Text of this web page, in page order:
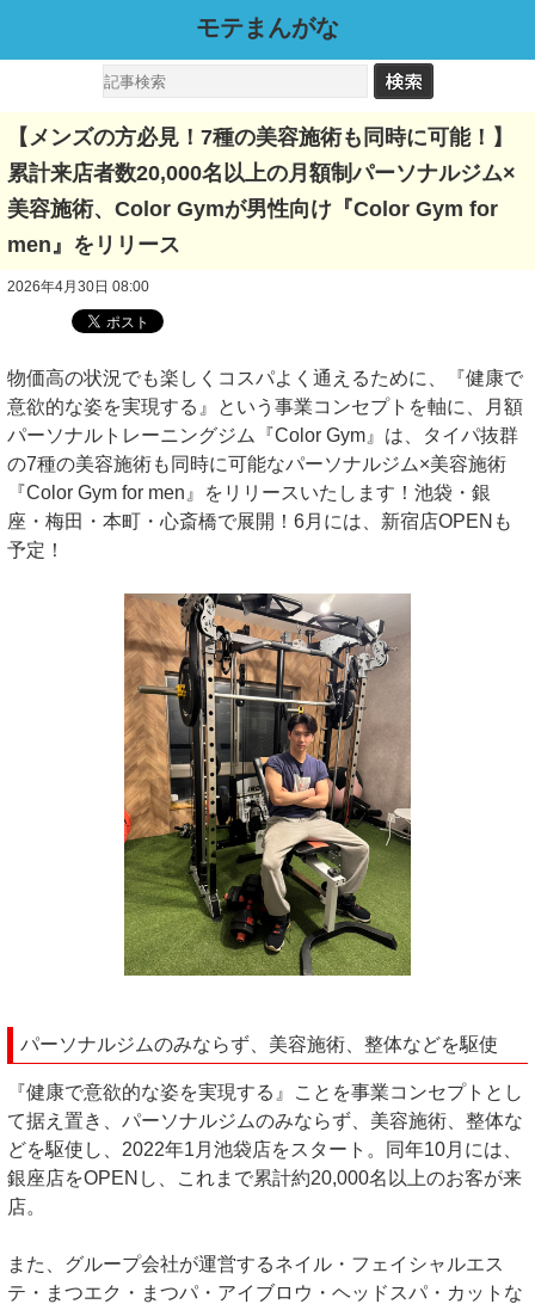
モテまんがな
【メンズの方必見！7種の美容施術も同時に可能！】
累計来店者数20,000名以上の月額制パーソナルジム×
美容施術、Color Gymが男性向け『Color Gym for
men』をリリース
2026年4月30日 08:00
物価高の状況でも楽しくコスパよく通えるために、『健康で
意欲的な姿を実現する』という事業コンセプトを軸に、月額
パーソナルトレーニングジム『Color Gym』は、タイパ抜群
の7種の美容施術も同時に可能なパーソナルジム×美容施術
『Color Gym for men』をリリースいたします！池袋・銀
座・梅田・本町・心斎橋で展開！6月には、新宿店OPENも
予定！
パーソナルジムのみならず、美容施術、整体などを駆使
『健康で意欲的な姿を実現する』ことを事業コンセプトとし
て据え置き、パーソナルジムのみならず、美容施術、整体な
どを駆使し、2022年1月池袋店をスタート。同年10月には、
銀座店をOPENし、これまで累計約20,000名以上のお客が来
店。
また、グループ会社が運営するネイル・フェイシャルエス
テ・まつエク・まつパ・アイブロウ・ヘッドスパ・カットな